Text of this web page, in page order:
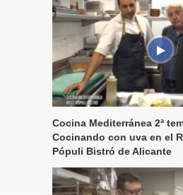
Cocina Mediterránea 2ª
Cocinando con uva en el
Pópuli Bistró de Alicante